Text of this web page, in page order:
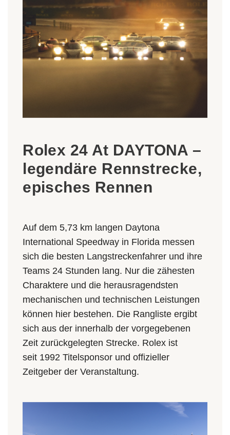
Rolex 24 At DAYTONA –
legendäre Rennstrecke,
episches Rennen
Auf dem 5,73 km langen Daytona
International Speedway in Florida messen
sich die besten Langstreckenfahrer und ihre
Teams 24 Stunden lang. Nur die zähesten
Charaktere und die herausragendsten
mechanischen und technischen Leistungen
können hier bestehen. Die Rangliste ergibt
sich aus der innerhalb der vorgegebenen
Zeit zurückgelegten Strecke. Rolex ist
seit 1992 Titelsponsor und offizieller
Zeitgeber der Veranstaltung.